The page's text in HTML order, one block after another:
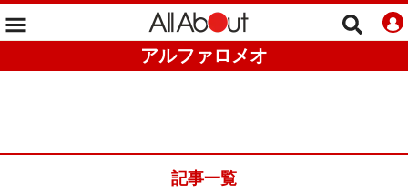
アルファロメオ
記事一覧